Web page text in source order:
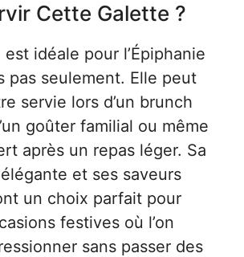
Cette Galette ?
idéale pour l’Épiphanie
pas seulement. Elle peut
servie lors d’un brunch
goûter familial ou même
après un repas léger. Sa
et ses saveurs
un choix parfait pour
festives où l’on
sans passer des